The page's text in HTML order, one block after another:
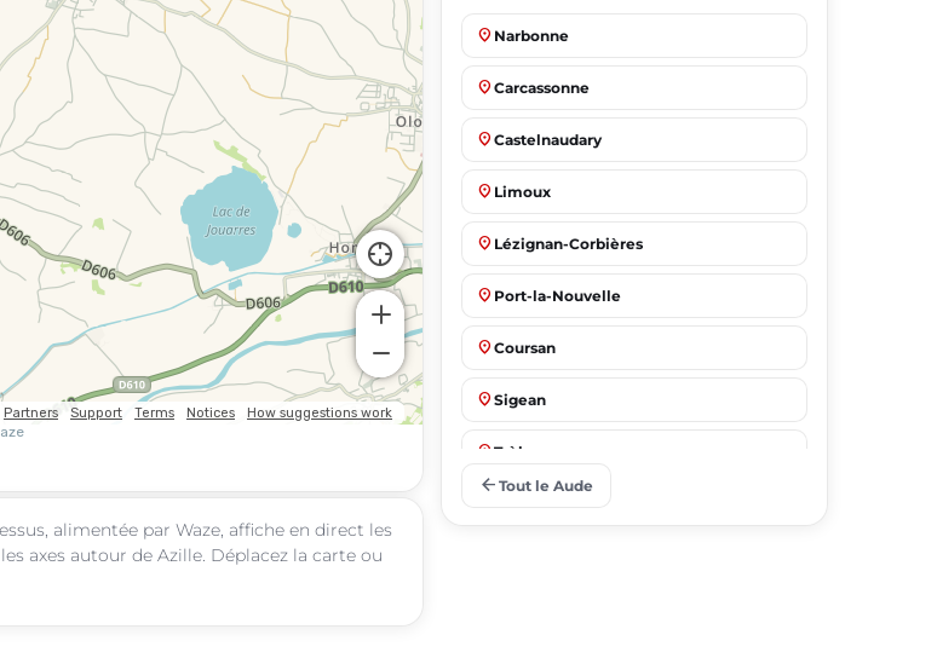
alimentée par Waze, affiche en direct les
axes autour de Azille. Déplacez la carte ou
place Narbonne
place Carcassonne
place Castelnaudary
place Limoux
place Lézignan-Corbières
place Port-la-Nouvelle
place Coursan
place Sigean
place Trèbes
arrow_back Tout le Aude